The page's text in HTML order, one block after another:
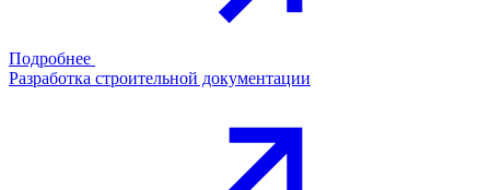
Подробнее
Разработка строительной документации